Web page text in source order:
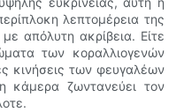
λεπτομέρεια της
απόλυτη ακρίβεια. Είτε
των κοραλλιογενών
κινήσεις των φευγαλέων
κάμερα ζωντανεύει τον